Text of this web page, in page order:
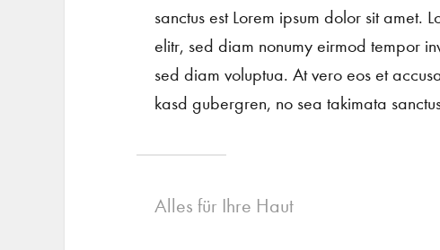
sanctus est Lorem ipsum dolor sit amet.
elitr, sed diam nonumy eirmod tempor
sed diam voluptua. At vero eos et
kasd gubergren, no sea takimata
Alles für Ihre Haut